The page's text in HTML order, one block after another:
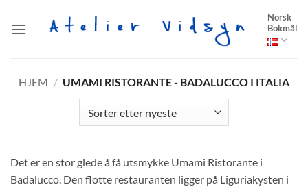
Norsk
Bokmål
HJEM / UMAMI RISTORANTE - BADALUCCO I ITALIA
Det er en stor glede å få utsmykke Umami Ristorante i
Badalucco. Den flotte restauranten ligger på Liguriakysten i